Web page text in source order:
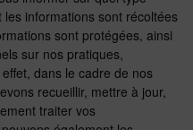
les informations sont récoltées
sont protégées, ainsi
sur nos pratiques,
dans le cadre de nos
recueillir, mettre à jour,
traiter vos